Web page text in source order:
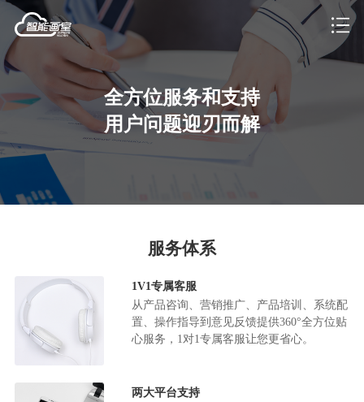
全方位服务和支持
用户问题迎刃而解
服务体系
1V1专属客服
从产品咨询、营销推广、产品培训、系统配
置、操作指导到意见反馈提供360°全方位贴
心服务，1对1专属客服让您更省心。
两大平台支持